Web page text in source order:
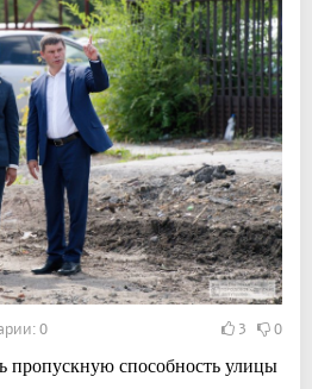
0 3 0
пропускную способность улицы